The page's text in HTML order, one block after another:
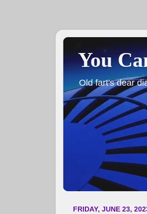
You
Old fart's dear
FRIDAY, JUNE 23,